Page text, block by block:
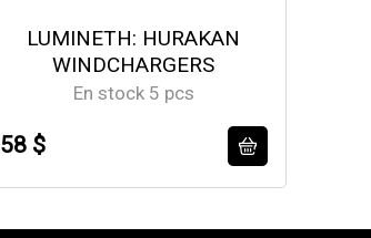
LUMINETH: HURAKAN
WINDCHARGERS
En stock 5 pcs
58 $